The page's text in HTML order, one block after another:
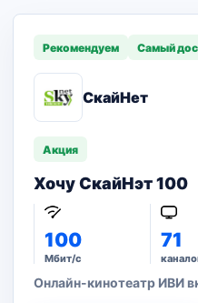
Рекомендуем Самый
СкайНет
Акция
Хочу СкайНэт 100
100
Мбит/с
71
Онлайн-кинотеатр ИВИ